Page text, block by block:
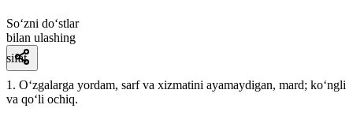
So‘zni do‘stlar
bilan ulashing
sifat
1. Oʻzgalarga yordam, sarf va xizmatini ayamaydigan, mard; koʻngli
va qoʻli ochiq.